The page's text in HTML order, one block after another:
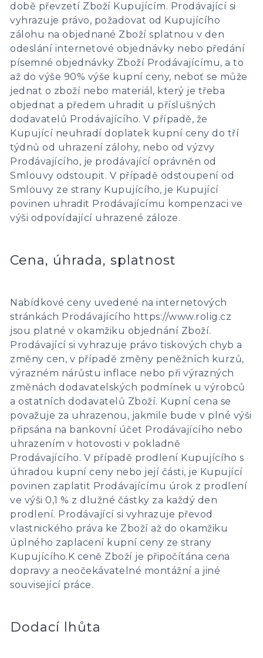
době převzetí Zboží Kupujícím. Prodávající si
vyhrazuje právo, požadovat od Kupujícího
zálohu na objednané Zboží splatnou v den
odeslání internetové objednávky nebo předání
písemné objednávky Zboží Prodávajícímu, a to
až do výše 90% výše kupní ceny, neboť se může
jednat o zboží nebo materiál, který je třeba
objednat a předem uhradit u příslušných
dodavatelů Prodávajícího. V případě, že
Kupující neuhradí doplatek kupní ceny do tří
týdnů od uhrazení zálohy, nebo od výzvy
Prodávajícího, je prodávající oprávněn od
Smlouvy odstoupit. V případě odstoupení od
Smlouvy ze strany Kupujícího, je Kupující
povinen uhradit Prodávajícímu kompenzaci ve
výši odpovídající uhrazené záloze.
Cena, úhrada, splatnost
Nabídkové ceny uvedené na internetových
stránkách Prodávajícího https://www.rolig.cz
jsou platné v okamžiku objednání Zboží.
Prodávající si vyhrazuje právo tiskových chyb a
změny cen, v případě změny peněžních kurzů,
výrazném nárůstu inflace nebo při výrazných
změnách dodavatelských podmínek u výrobců
a ostatních dodavatelů Zboží. Kupní cena se
považuje za uhrazenou, jakmile bude v plné výši
připsána na bankovní účet Prodávajícího nebo
uhrazením v hotovosti v pokladně
Prodávajícího. V případě prodlení Kupujícího s
úhradou kupní ceny nebo její části, je Kupující
povinen zaplatit Prodávajícímu úrok z prodlení
ve výši 0,1 % z dlužné částky za každý den
prodlení. Prodávající si vyhrazuje převod
vlastnického práva ke Zboží až do okamžiku
úplného zaplacení kupní ceny ze strany
Kupujícího.K ceně Zboží je připočítána cena
dopravy a neočekávatelné montážní a jiné
související práce.
Dodací lhůta